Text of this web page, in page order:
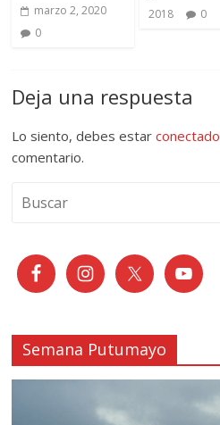
marzo 2, 2020
0
2018
0
Deja una respuesta
Lo siento, debes estarconectado
comentario.
Semana Putumayo